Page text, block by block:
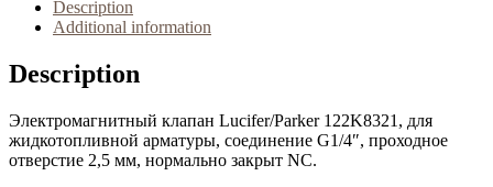
Description
Additional information
Description
Электромагнитный клапан Lucifer/Parker 122K8321, для
жидкотопливной арматуры, соединение G1/4″, проходное
отверстие 2,5 мм, нормально закрыт NC.